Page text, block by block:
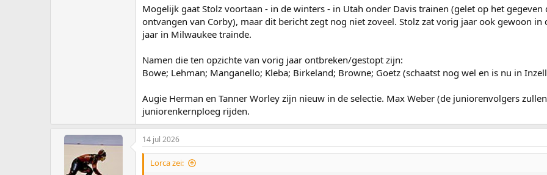
Mogelijk gaat Stolz voortaan - in de winters - in Utah onder Davis trainen (gelet op het
ontvangen van Corby), maar dit bericht zegt nog niet zoveel. Stolz zat vorig jaar ook gewoon
jaar in Milwaukee trainde.
Namen die ten opzichte van vorig jaar ontbreken/gestopt zijn:
Bowe; Lehman; Manganello; Kleba; Birkeland; Browne; Goetz (schaatst nog wel en is nu in
Augie Herman en Tanner Worley zijn nieuw in de selectie. Max Weber (de juniorenvolgers
juniorenkernploeg rijden.
14 jul 2026
Lorca zei: